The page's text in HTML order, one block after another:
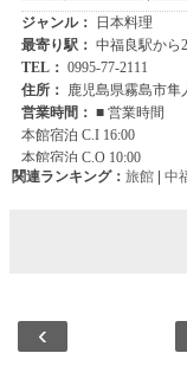
関連ランキング： 旅館 | 中
‹